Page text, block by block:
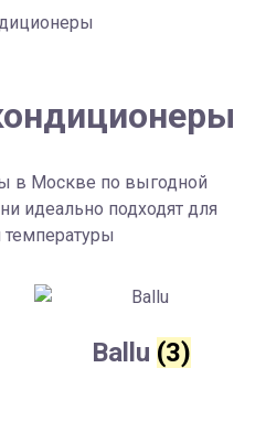
в Москве по выгодной
идеально подходят для
Ballu (3)